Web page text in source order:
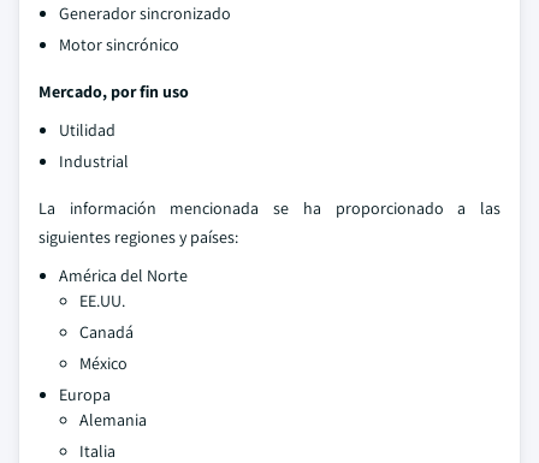
Generador sincronizado
Motor sincrónico
Mercado, por fin uso
Utilidad
Industrial
La información mencionada se ha proporcionado a las
siguientes regiones y países:
América del Norte
EE.UU.
Canadá
México
Europa
Alemania
Italia